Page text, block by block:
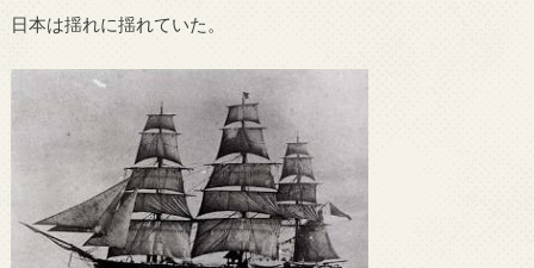
日本は揺れに揺れていた。